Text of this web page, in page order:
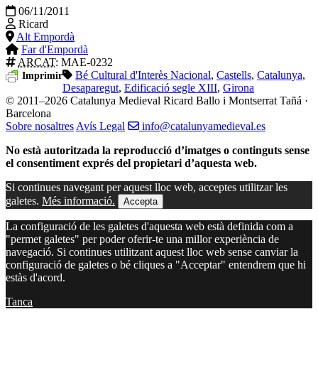
06/11/2011
Ricard
Alt Empordà
Far d'Empordà
ARCAT: MAE-0232
Imprimir Bé Cultural d'Interès Nacional, Castells, Catalunya,
Desaparegut, Edificació segle XIII, Girona
© 2011–2026 Catalunya Medieval Ricard Ballo i Montserrat Tañá ·
Barcelona
Sobre nosaltres Avís Legal
info@catalunyamedieval.es
No està autoritzada la reproducció d’imatges o continguts sense
el consentiment exprés del propietari d’aquesta web.
Si continues navegant per aquest lloc web, acceptes utilitzar les
galetes. Més informació. Accepta
La configuració de les galetes d'aquesta web està definida com a
"permet galetes" per poder oferir-te una millor experiència de
navegació. Si continues utilitzant aquest lloc web sense canviar la
configuració de galetes o bé cliques a "Acceptar" entendrem que hi
estàs d'acord.
Tanca